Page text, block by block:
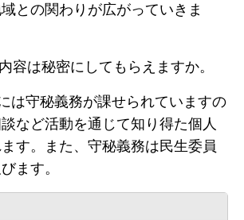
との関わりが広がっていきま
容は秘密にしてもらえますか。
は守秘義務が課せられていますの
など活動を通じて知り得た個人
す。また、守秘義務は民生委員
ます。